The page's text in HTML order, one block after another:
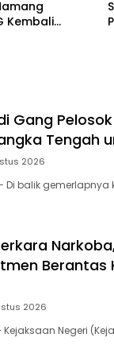
Kembali
Gang
Tengah
2026
— Di balik
Berantas
2026
– Kejaksaan Negeri